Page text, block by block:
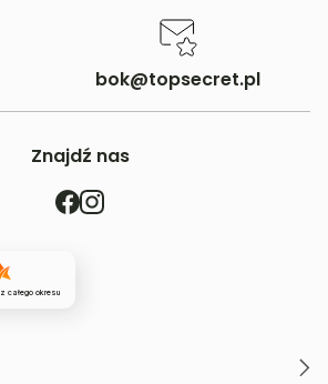
bok@topsecret.pl
Znajdź nas
z całego okresu